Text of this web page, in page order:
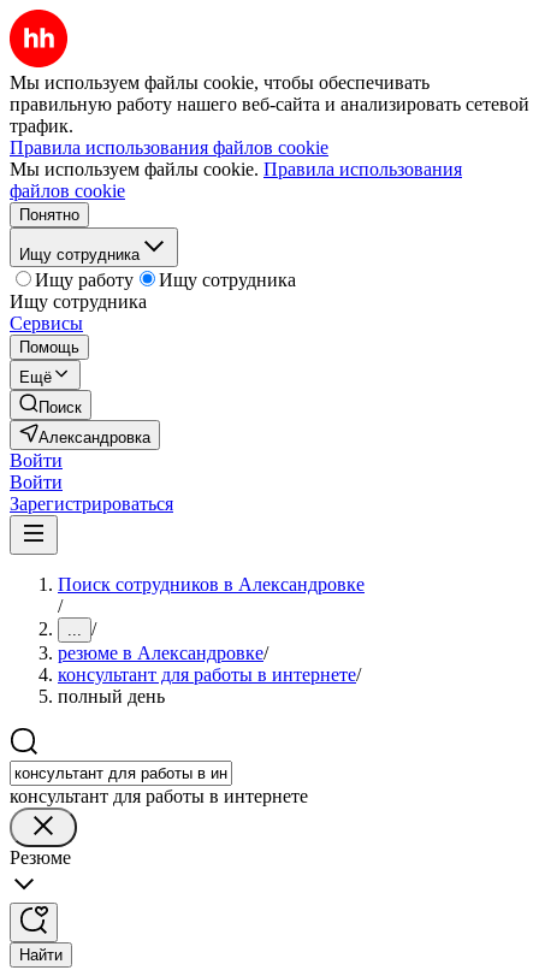
Мы используем файлы cookie, чтобы обеспечивать
правильную работу нашего веб-сайта и анализировать сетевой
трафик.
Правила использования файлов cookie
Мы используем файлы cookie. Правила использования
файлов cookie
Понятно
Ищу сотрудника
Ищу работу
Ищу сотрудника
Ищу сотрудника
Сервисы
Помощь
Ещё
Поиск
Александровка
Войти
Войти
Зарегистрироваться
Поиск сотрудников в Александровке
/
... /
резюме в Александровке/
консультант для работы в интернете/
полный день
консультант для работы в интернете
Резюме
Найти